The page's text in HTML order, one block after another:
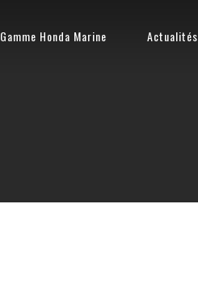
Gamme Honda Marine Actualités